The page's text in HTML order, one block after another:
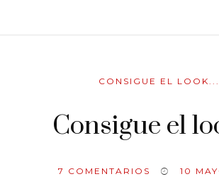
CONSIGUE EL LOOK...
Consigue el
7 COMENTARIOS 10